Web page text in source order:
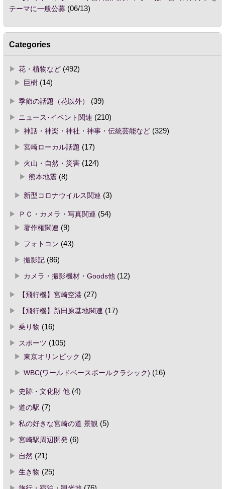
テーマに一般公募 (06/13)
Categories
花・植物など(492)
巨樹(14)
季節の話題（花以外）
(39)
ニュース･イベント関連 (210)
神話・神楽・神社・神事・伝統芸能など(329)
宮崎ローカル話題 (17)
火山・自然・災害(124)
熊本地震(8)
新型コロナウイルス関連 (3)
ＰＣ・カメラ・写真関連 (54)
著作権関連 (9)
フォトコン (43)
撮影記(86)
カメラ・撮影機材・Goods他(12)
【飛行機】宮崎空港(27)
【飛行機】新田原基地関連 (17)
乗り物 (16)
スポーツ (105)
東京オリンピック (2)
WBC(ワールドベースボールクラシック) (16)
史跡・文化財 他(4)
道の駅 (7)
私の好きな宮崎の道 景観 (5)
宮崎駅周辺開発(6)
自然 (21)
生き物 (25)